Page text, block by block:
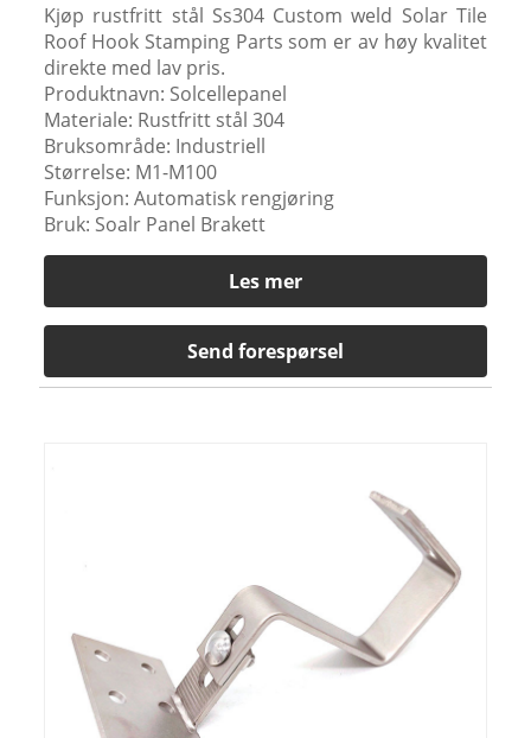
Kjøp rustfritt stål Ss304 Custom weld Solar Tile
Roof Hook Stamping Parts som er av høy kvalitet
direkte med lav pris.
Produktnavn: Solcellepanel
Materiale: Rustfritt stål 304
Bruksområde: Industriell
Størrelse: M1-M100
Funksjon: Automatisk rengjøring
Bruk: Soalr Panel Brakett
Les mer
Send forespørsel